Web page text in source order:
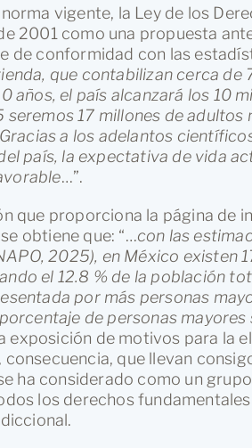
vigente, la Ley de los
2001 como una propuesta
de conformidad con las
que contabilizan cerca de
años, el país alcanzará los 10
seremos 17 millones de
a los adelantos
país, la expectativa de vida
…”.
que proporciona la página de
obtiene que: “…con las
2025), en México existen
el 12.8 % de la población
por más personas
de personas mayores
exposición de motivos para la
que llevan
ha considerado como un
los derechos